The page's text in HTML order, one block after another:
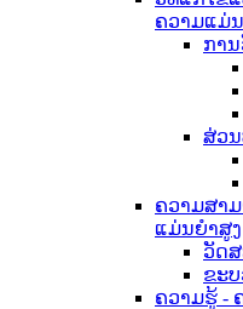
ຄວາມແມ່
ກາ
ສ່ວ
ຄວາມສາ
ແມ່ນຍໍາສູງ
ວັດ
ຂະ
ຄວາມຮູ້ -